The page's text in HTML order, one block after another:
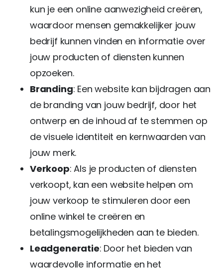
kun je een online aanwezigheid creëren,
waardoor mensen gemakkelijker jouw
bedrijf kunnen vinden en informatie over
jouw producten of diensten kunnen
opzoeken.
Branding: Een website kan bijdragen aan
de branding van jouw bedrijf, door het
ontwerp en de inhoud af te stemmen op
de visuele identiteit en kernwaarden van
jouw merk.
Verkoop: Als je producten of diensten
verkoopt, kan een website helpen om
jouw verkoop te stimuleren door een
online winkel te creëren en
betalingsmogelijkheden aan te bieden.
Leadgeneratie: Door het bieden van
waardevolle informatie en het